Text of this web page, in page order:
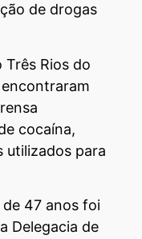
de drogas
Rios do
cocaína,
utilizados para
47 anos foi
Delegacia de